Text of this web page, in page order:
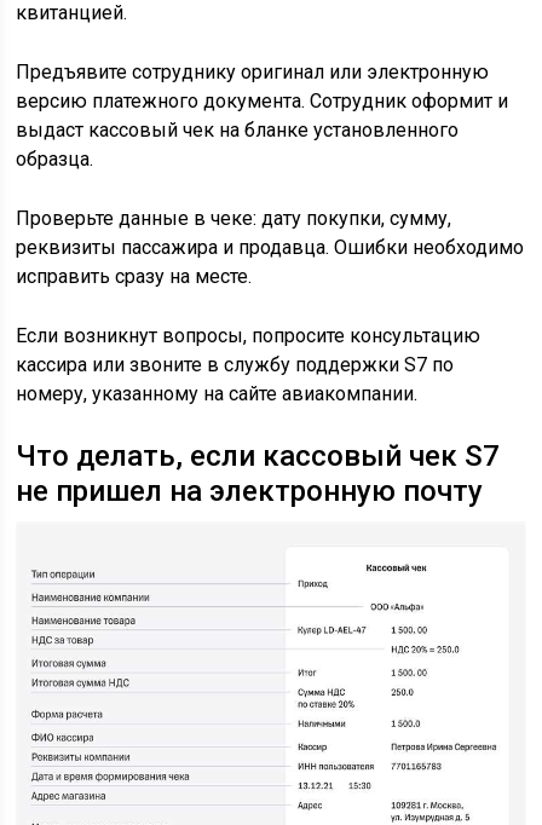
квитанцией.
Предъявите сотруднику оригинал или электронную
версию платежного документа. Сотрудник оформит и
выдаст кассовый чек на бланке установленного
образца.
Проверьте данные в чеке: дату покупки, сумму,
реквизиты пассажира и продавца. Ошибки необходимо
исправить сразу на месте.
Если возникнут вопросы, попросите консультацию
кассира или звоните в службу поддержки S7 по
номеру, указанному на сайте авиакомпании.
Что делать, если кассовый чек S7
не пришел на электронную почту